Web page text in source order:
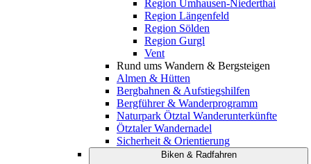
Region Umhausen-Niederthai
Region Längenfeld
Region Sölden
Region Gurgl
Vent
Rund ums Wandern & Bergsteigen
Almen & Hütten
Bergbahnen & Aufstiegshilfen
Bergführer & Wanderprogramm
Naturpark Ötztal Wanderunterkünfte
Ötztaler Wandernadel
Sicherheit & Orientierung
Biken & Radfahren